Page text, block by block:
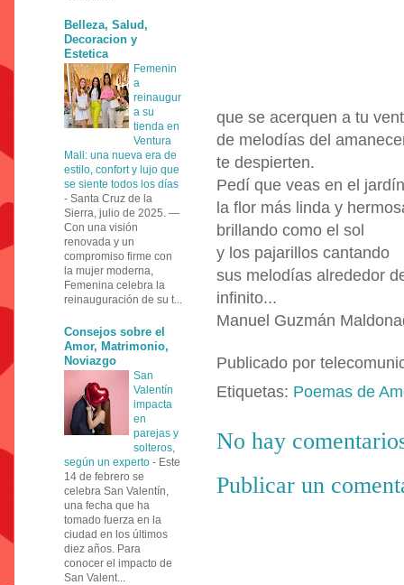
que se acerquen a tu
de melodías del
te despierten.
Pedí que veas en el jardín
la flor más linda y
brillando como el sol
y los pajarillos cantando
sus melodías alrededor
infinito...
Manuel Guzmán
Publicado por
Etiquetas: Poemas de
No hay
Publicar un
Belleza, Salud,
Decoracion y
Estetica
Femenin
a
reinaugur
a su
tienda en
Ventura
Mall: una nueva era de
estilo, confort y lujo que
se siente todos los días
- Santa Cruz de la
Sierra, julio de 2025. —
Con una visión
renovada y un
compromiso firme con
la mujer moderna,
Femenina celebra la
reinauguración de su t...
Consejos sobre el
Amor, Matrimonio,
Noviazgo
San
Valentín
impacta
en
parejas y
solteros,
según un experto - Este
14 de febrero se
celebra San Valentín,
una fecha que ha
tomado fuerza en la
ciudad en los últimos
diez años. Para
conocer el impacto de
San Valent...